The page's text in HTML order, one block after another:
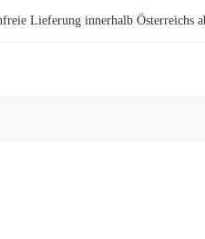
Lieferung innerhalb Österreichs